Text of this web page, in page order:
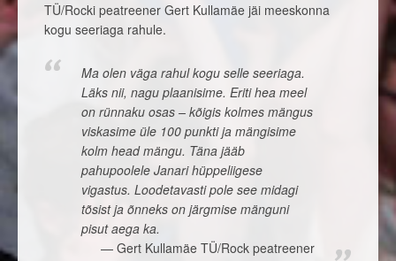
TÜ/Rocki peatreener Gert Kullamäe jäi meeskonna
kogu seeriaga rahule.
Ma olen väga rahul kogu selle seeriaga.
Läks nii, nagu plaanisime. Eriti hea meel
on rünnaku osas – kõigis kolmes mängus
viskasime üle 100 punkti ja mängisime
kolm head mängu. Täna jääb
pahupoolele Janari hüppeliigese
vigastus. Loodetavasti pole see midagi
tõsist ja õnneks on järgmise mänguni
pisut aega ka.
Gert Kullamäe TÜ/Rock peatreener